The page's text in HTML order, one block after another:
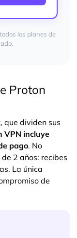
los planes de
Proton
, que dividen sus
VPN incluye
pago. No
2 años: recibes
La única
de